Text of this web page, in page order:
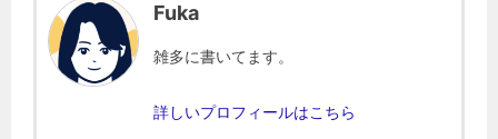
Fuka
雑多に書いてます。
詳しいプロフィールはこちら